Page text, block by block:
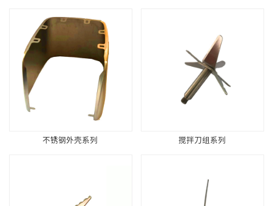
不锈钢外壳系列 搅拌刀组系列